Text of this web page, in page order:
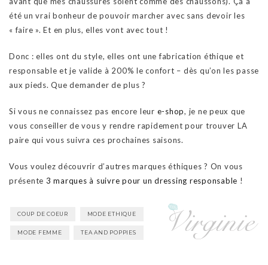
été un vrai bonheur de pouvoir marcher avec sans devoir les
« faire ». Et en plus, elles vont avec tout !
Donc : elles ont du style, elles ont une fabrication éthique et
responsable et je valide à 200% le confort – dès qu’on les passe
aux pieds. Que demander de plus ?
Si vous ne connaissez pas encore leur e-shop, je ne peux que
vous conseiller de vous y rendre rapidement pour trouver LA
paire qui vous suivra ces prochaines saisons.
Vous voulez découvrir d’autres marques éthiques ? On vous
présente 3 marques à suivre pour un dressing responsable !
COUP DE COEUR MODE ETHIQUE
MODE FEMME TEA AND POPPIES